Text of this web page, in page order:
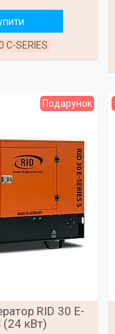
C-SERIES
Подарунок
RID 30 E-
(24 кВт)